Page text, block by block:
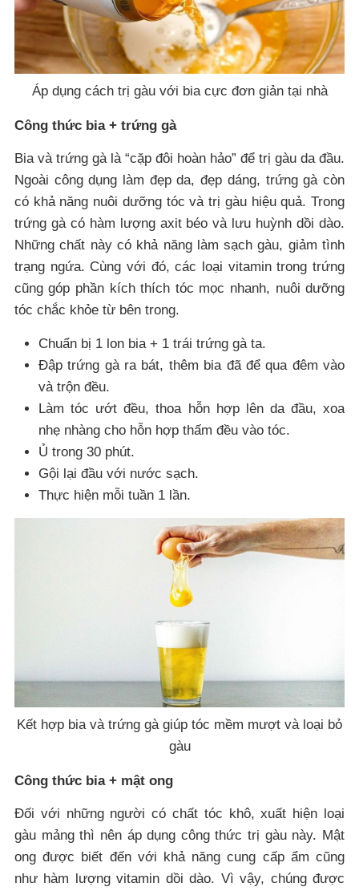
Áp dụng cách trị gàu với bia cực đơn giản tại nhà
Công thức bia + trứng gà
Bia và trứng gà là “cặp đôi hoàn hảo” để trị gàu da đầu.
Ngoài công dụng làm đẹp da, đẹp dáng, trứng gà còn
có khả năng nuôi dưỡng tóc và trị gàu hiệu quả. Trong
trứng gà có hàm lượng axit béo và lưu huỳnh dồi dào.
Những chất này có khả năng làm sạch gàu, giảm tình
trạng ngứa. Cùng với đó, các loại vitamin trong trứng
cũng góp phần kích thích tóc mọc nhanh, nuôi dưỡng
tóc chắc khỏe từ bên trong.
Chuẩn bị 1 lon bia + 1 trái trứng gà ta.
Đập trứng gà ra bát, thêm bia đã để qua đêm vào
và trộn đều.
Làm tóc ướt đều, thoa hỗn hợp lên da đầu, xoa
nhẹ nhàng cho hỗn hợp thấm đều vào tóc.
Ủ trong 30 phút.
Gội lại đầu với nước sạch.
Thực hiện mỗi tuần 1 lần.
Kết hợp bia và trứng gà giúp tóc mềm mượt và loại bỏ
gàu
Công thức bia + mật ong
Đối với những người có chất tóc khô, xuất hiện loại
gàu mảng thì nên áp dụng công thức trị gàu này. Mật
ong được biết đến với khả năng cung cấp ẩm cũng
như hàm lượng vitamin dồi dào. Vì vậy, chúng được